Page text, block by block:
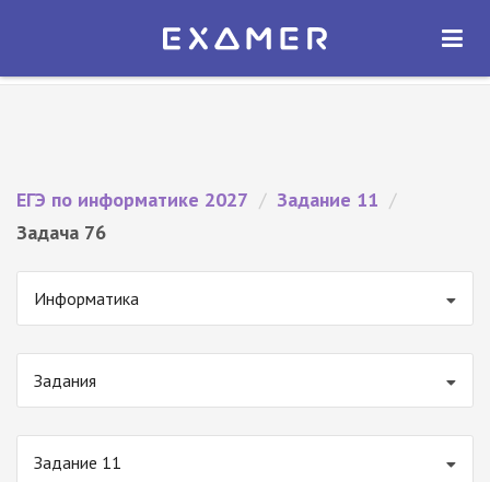
Экзамер — ЕГЭ 2027
ОТКРЫТЬ
ЕГЭ по информатике 2027 / Задание 11 /
Задача 76
Информатика
Задания
Задание 11